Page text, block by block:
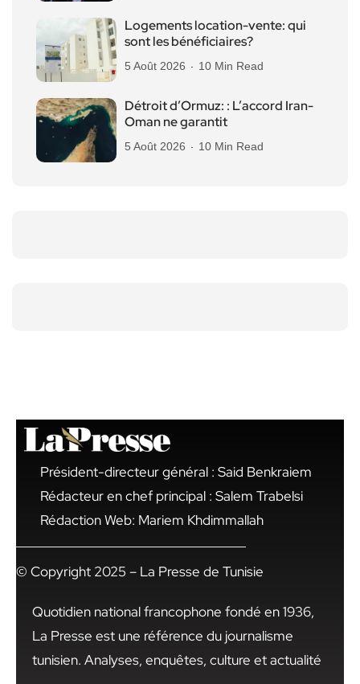
Logements location-vente: qui
sont les bénéficiaires?
5 Août 2026 10 Min Read
Détroit d’Ormuz: : L’accord Iran-
Oman ne garantit
5 Août 2026 10 Min Read
Président-directeur général : Said Benkraiem
Rédacteur en chef principal : Salem Trabelsi
Rédaction Web: Mariem Khdimmallah
© Copyright 2025 – La Presse de Tunisie
Quotidien national francophone fondé en 1936,
La Presse est une référence du journalisme
tunisien. Analyses, enquêtes, culture et actualité